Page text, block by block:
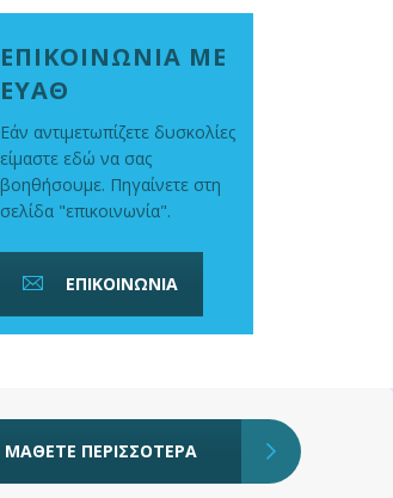
ΕΠΙΚΟΙΝΩΝΙΑ ΜΕ
ΕΥΑΘ
Εάν αντιμετωπίζετε δυσκολίες
είμαστε εδώ να σας
βοηθήσουμε. Πηγαίνετε στη
σελίδα "επικοινωνία".
ΕΠΙΚΟΙΝΩΝΙΑ
ΜΑΘΕΤΕ ΠΕΡΙΣΣΟΤΕΡΑ